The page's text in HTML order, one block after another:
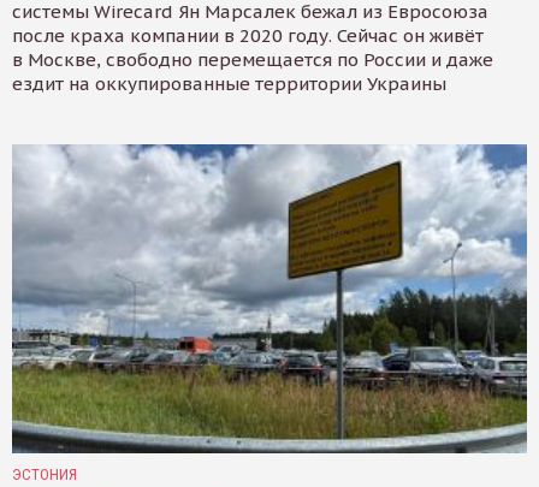
системы Wirecard Ян Марсалек бежал из Евросоюза
после краха компании в 2020 году. Сейчас он живёт
в Москве, свободно перемещается по России и даже
ездит на оккупированные территории Украины
ЭСТОНИЯ